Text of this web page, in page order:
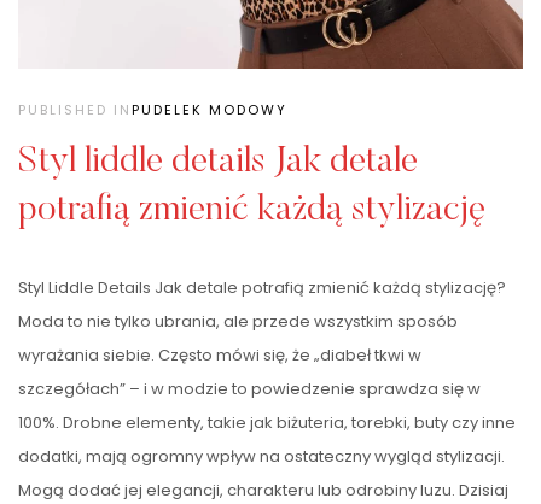
PUBLISHED INPUDELEK MODOWY
Styl liddle details Jak detale
potrafią zmienić każdą stylizację
Styl Liddle Details Jak detale potrafią zmienić każdą stylizację?
Moda to nie tylko ubrania, ale przede wszystkim sposób
wyrażania siebie. Często mówi się, że „diabeł tkwi w
szczegółach” – i w modzie to powiedzenie sprawdza się w
100%. Drobne elementy, takie jak biżuteria, torebki, buty czy inne
dodatki, mają ogromny wpływ na ostateczny wygląd stylizacji.
Mogą dodać jej elegancji, charakteru lub odrobiny luzu. Dzisiaj